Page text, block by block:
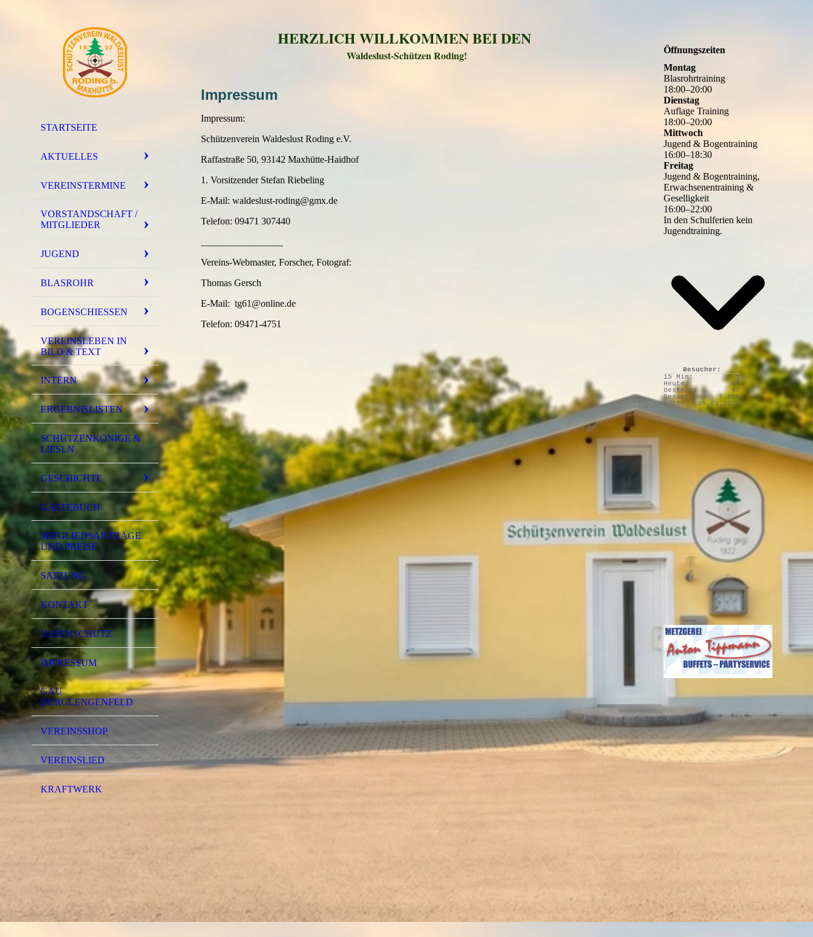
STARTSEITE
AKTUELLES
VEREINSTERMINE
VORSTANDSCHAFT /
MITGLIEDER
JUGEND
BLASROHR
BOGENSCHIESSEN
VEREINSLEBEN IN
BILD & TEXT
INTERN
ERGEBNISLISTEN
SCHÜTZENKÖNIGE &
LIESLN
GESCHICHTE
GÄSTEBUCH
MITGLIEDSANTRÄGE
UND PREISE
SATZUNG
KONTAKT
DATENSCHUTZ
IMPRESSUM
GAU
BURGLENGENFELD
VEREINSSHOP
VEREINSLIED
KRAFTWERK
HERZLICH WILLKOMMEN BEI DEN
Waldeslust-Schützen Roding!
Impressum
Impressum:
Schützenverein Waldeslust Roding e.V.
Raffastraße 50, 93142 Maxhütte-Haidhof
1. Vorsitzender Stefan Riebeling
E-Mail: waldeslust-roding@gmx.de
Telefon: 09471 307440
Vereins-Webmaster, Forscher, Fotograf:
Thomas Gersch
E-Mail: tg61@online.de
Telefon: 09471-4751
Öffnungszeiten
Montag
Blasrohrtraining
18:00–20:00
Dienstag
Auflage Training
18:00–20:00
Mittwoch
Jugend & Bogentraining
16:00–18:30
Freitag
Jugend & Bogentraining,
Erwachsenentraining &
Geselligkeit
16:00–22:00
In den Schulferien kein
Jugendtraining.